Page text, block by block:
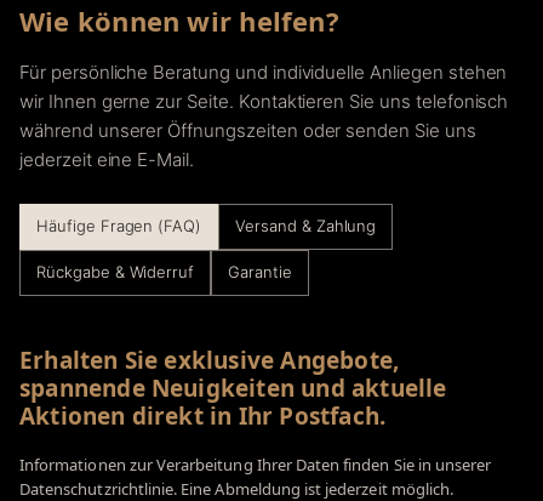
Wie können wir helfen?
Für persönliche Beratung und individuelle Anliegen stehen
wir Ihnen gerne zur Seite. Kontaktieren Sie uns telefonisch
während unserer Öffnungszeiten oder senden Sie uns
jederzeit eine E-Mail.
Häufige Fragen (FAQ) Versand & Zahlung
Rückgabe & Widerruf Garantie
Erhalten Sie exklusive Angebote,
spannende Neuigkeiten und aktuelle
Aktionen direkt in Ihr Postfach.
Informationen zur Verarbeitung Ihrer Daten finden Sie in unserer
Datenschutzrichtlinie. Eine Abmeldung ist jederzeit möglich.